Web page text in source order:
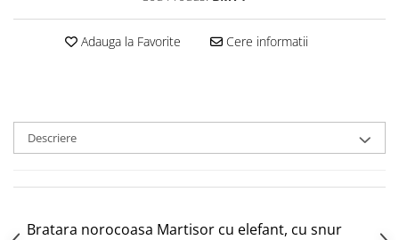
Adauga la Favorite Cere informatii
Descriere
Bratara norocoasa Martisor cu elefant, cu snur